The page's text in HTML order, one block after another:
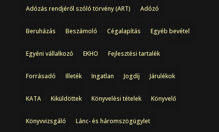
Adózás rendjéről szóló törvény (ART) Adózó
Beruházás Beszámoló Cégalapítás Egyéb bevétel
Egyéni vállalkozó EKHO Fejlesztési tartalék
Forrásadó Illeték Ingatlan Jogdíj Járulékok
KATA Kiküldöttek Könyvelési tételek Könyvelő
Könyvvizsgáló Lánc- és háromszögügylet